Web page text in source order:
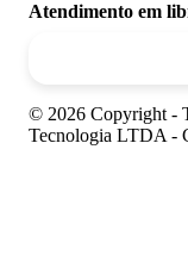
Atendimento em
© 2026 Copyright -
Tecnologia LTDA -